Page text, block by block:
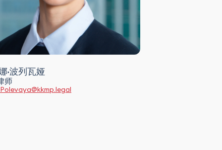
·波列瓦娅
师